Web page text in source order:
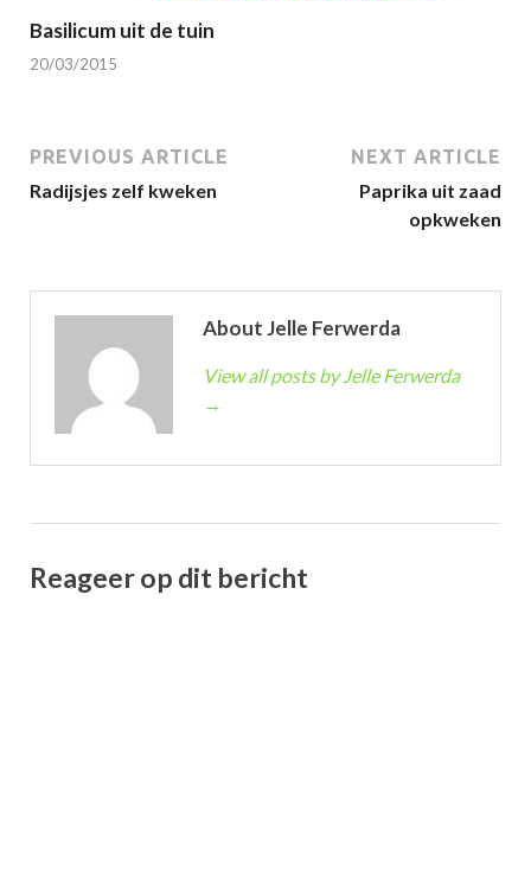
Basilicum uit de tuin
20/03/2015
PREVIOUS ARTICLE
Radijsjes zelf kweken
NEXT ARTICLE
Paprika uit zaad
opkweken
About Jelle Ferwerda
View all posts by Jelle Ferwerda
→
Reageer op dit bericht